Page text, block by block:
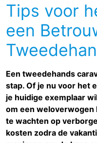
Tips voor
een
Een tweedehands
stap. Of je nu voor het
je huidige exemplaar
om een weloverwogen
te wachten op
kosten zodra de